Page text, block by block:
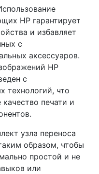
HP гарантирует
и избавляет
с
аксессуаров.
HP
с
технологий, что
печати и
узла переноса
образом, чтобы
простой и не
или